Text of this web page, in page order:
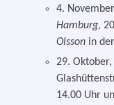
4.
Hamburg,
Olsson in
29. Oktober,
14.00 Uhr